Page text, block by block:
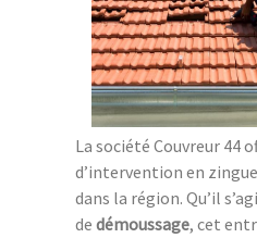
La société Couvreur 44
d’intervention en
dans la région. Qu’il
de démoussage, cet